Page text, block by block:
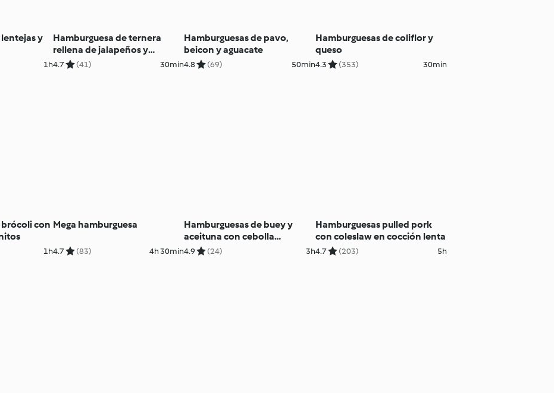
y
1h
Hamburguesa de ternera
rellena de jalapeños y
cheddar
4.7 (41) 30min
Hamburguesas de pavo,
beicon y aguacate
4.8 (69) 50min
Hamburguesas de coliflor y
queso
4.3 (353) 30min
brócoli con
1h
Mega hamburguesa
4.7 (83) 4h 30min
Hamburguesas de buey y
aceituna con cebolla
caramelizada
4.9 (24) 3h
Hamburguesas pulled pork
con coleslaw en cocción lenta
4.7 (203) 5h